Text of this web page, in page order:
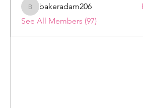
bakeradam206
bakeradam206
See All Members (97)